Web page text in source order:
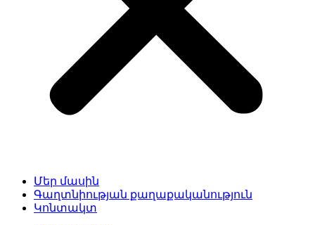
Մեր մասին
Գաղտնիության քաղաքականություն
Կոնտակտ